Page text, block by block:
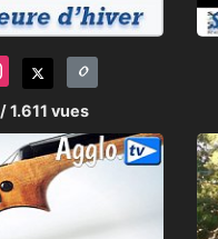
/ 1.611 vues